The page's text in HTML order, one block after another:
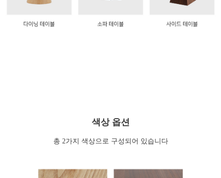
색상 옵션
총 2가지 색상으로 구성되어 있습니다